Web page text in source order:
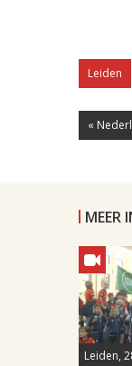
Leiden
«
MEER
Leiden,